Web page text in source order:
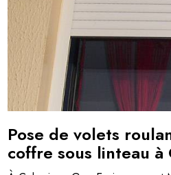
Pose de volets
coffre sous linteau à